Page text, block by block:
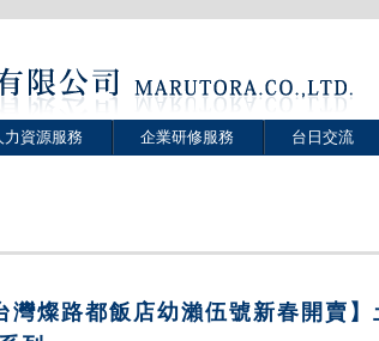
力資源服務 企業研修服務 台日交流
灣燦路都飯店幼瀨伍號新春開賣